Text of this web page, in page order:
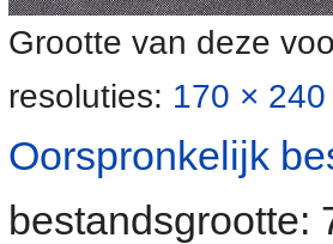
Grootte van deze
resoluties: 170 ×
Oorspronkelijk
bestandsgrootte: